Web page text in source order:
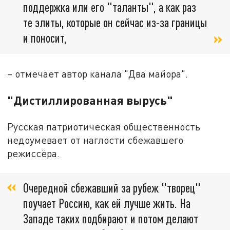
поддержка или его "таланты", а как раз
те элиты, которые он сейчас из-за границы
и поносит,
– отмечает автор канала "Два майора".
"Дистиллированная вырусь"
Русская патриотическая общественность
недоумевает от наглости сбежавшего
режиссёра.
Очередной сбежавший за рубеж "творец"
поучает Россию, как ей лучше жить. На
Западе таких подбирают и потом делают